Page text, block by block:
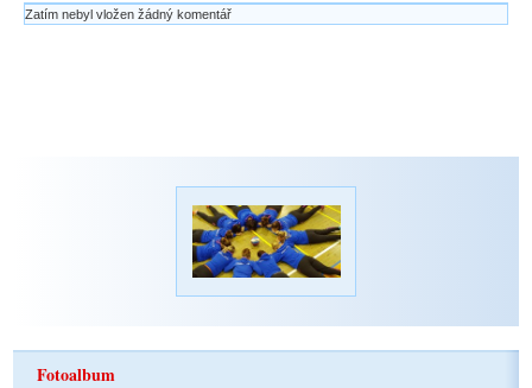
Zatím nebyl vložen žádný komentář
Fotoalbum